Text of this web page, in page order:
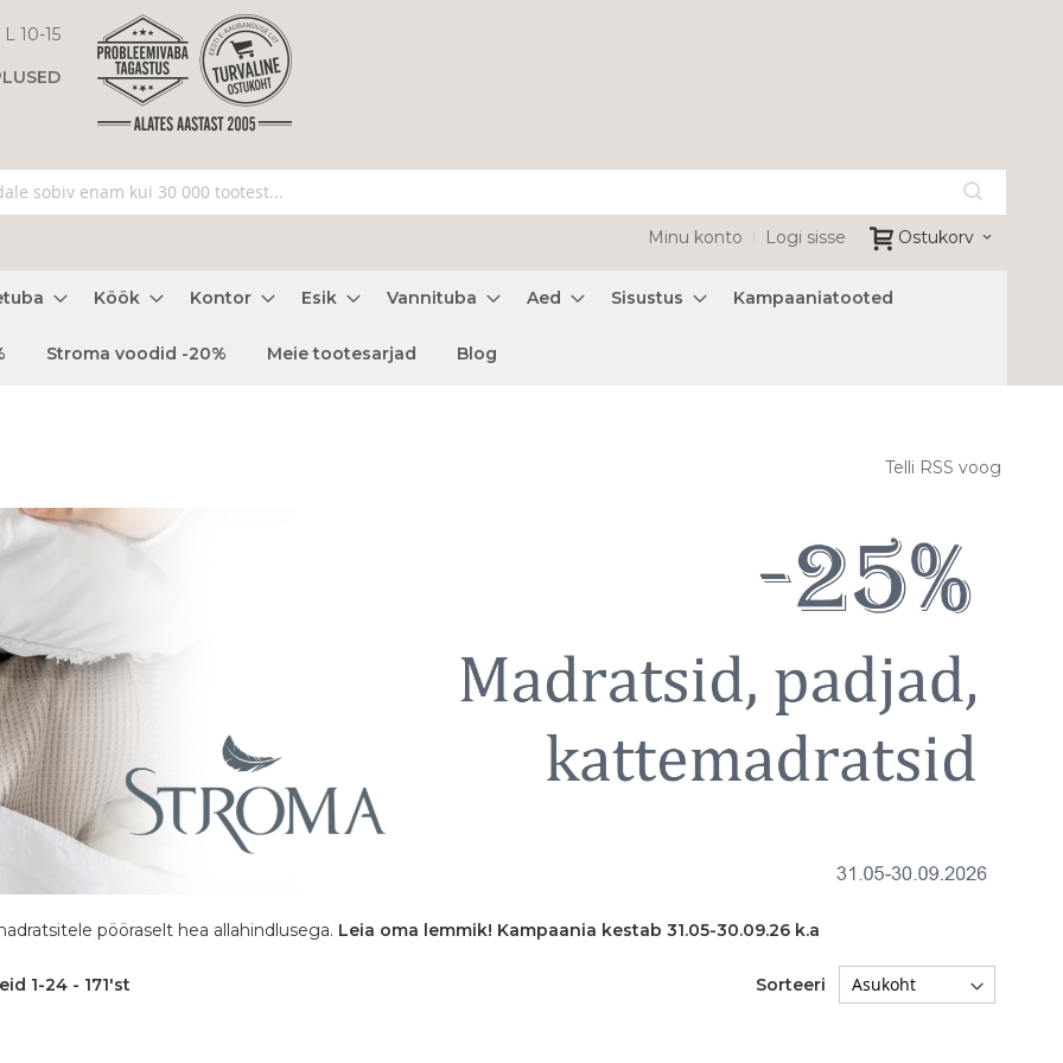
10-15
Ostukorv
Minu konto Logi sisse
Köök Kontor Esik Vannituba Aed Sisustus Kampaaniatooted
Stroma voodid -20% Meie tootesarjad Blog
Telli RSS voog
pööraselt hea allahindlusega. Leia oma lemmik! Kampaania kestab 31.05-30.09.26 k.a
1-24 - 171'st Sorteeri